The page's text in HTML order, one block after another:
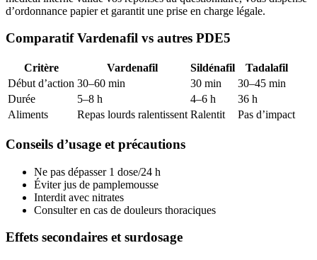
d’ordonnance papier et garantit une prise en charge légale.
Comparatif Vardenafil vs autres PDE5
Critère Vardenafil Sildénafil
Tadalafil
Début d’action 30–60 min 30 min
30–45 min
Durée
5–8 h 4–6 h
36 h
Aliments
Repas lourds ralentissent Ralentit Pas d’impact
Conseils d’usage et précautions
Ne pas dépasser 1 dose/24 h
Éviter jus de pamplemousse
Interdit avec nitrates
Consulter en cas de douleurs thoraciques
Effets secondaires et surdosage